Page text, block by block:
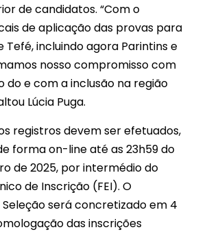
de candidatos. “Com o
de aplicação das provas para
Tefé, incluindo agora Parintins e
nosso compromisso com
do e com a inclusão na região
Lúcia Puga.
registros devem ser efetuados,
forma on-line até as 23h59 do
de 2025, por intermédio do
de Inscrição (FEI). O
será concretizado em 4
das inscrições